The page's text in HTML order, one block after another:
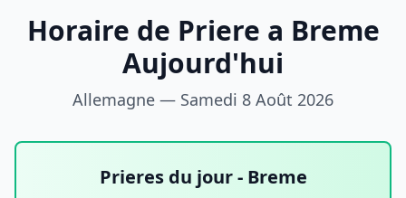
Horaire de Priere a Breme
Aujourd'hui
Allemagne — Samedi 8 Août 2026
Prieres du jour - Breme